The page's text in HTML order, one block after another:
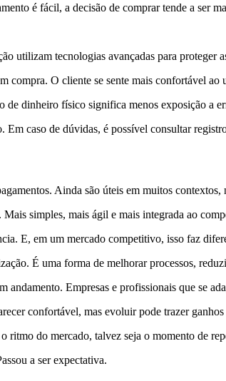
é fácil, a decisão de comprar tende a ser
utilizam tecnologias avançadas para proteger
compra. O cliente se sente mais confortável
de dinheiro físico significa menos exposição a
caso de dúvidas, é possível consultar
Ainda são úteis em muitos
simples, mais ágil e mais integrada ao
E, em um mercado competitivo, isso faz
É uma forma de melhorar processos,
andamento. Empresas e profissionais que se
confortável, mas evoluir pode trazer ganhos
ritmo do mercado, talvez seja o momento de
a ser expectativa.